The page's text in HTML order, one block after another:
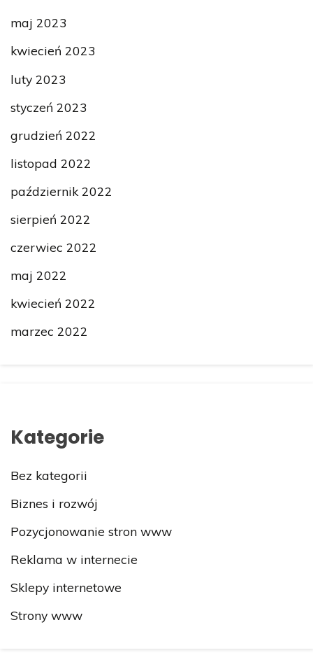
maj 2023
kwiecień 2023
luty 2023
styczeń 2023
grudzień 2022
listopad 2022
październik 2022
sierpień 2022
czerwiec 2022
maj 2022
kwiecień 2022
marzec 2022
Kategorie
Bez kategorii
Biznes i rozwój
Pozycjonowanie stron www
Reklama w internecie
Sklepy internetowe
Strony www